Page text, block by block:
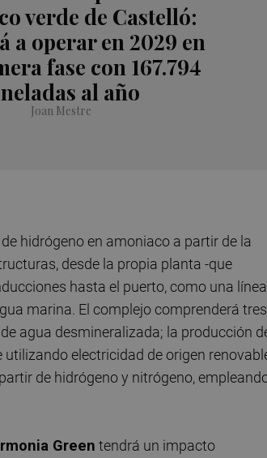
verde de Castelló:
a operar en 2029 en
fase con 167.794
al año
Joan Mestre
hidrógeno en amoniaco a partir de la
desde la propia planta -que
hasta el puerto, como una línea
marina. El complejo comprenderá tres
agua desmineralizada; la producción
electricidad de origen
de hidrógeno y nitrógeno,
Green tendrá un impacto